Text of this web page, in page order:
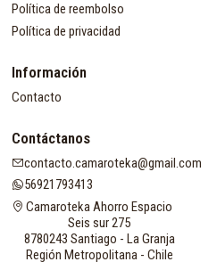
Política de reembolso
Política de privacidad
Información
Contacto
Contáctanos
contacto.camaroteka@gmail.com
56921793413
Camaroteka Ahorro Espacio
Seis sur 275
8780243 Santiago - La Granja
Región Metropolitana - Chile